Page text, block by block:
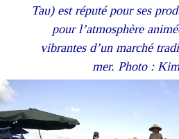
Tau) est réputé pour ses
pour l’atmosphère
vibrantes d’un marché
mer. Photo :